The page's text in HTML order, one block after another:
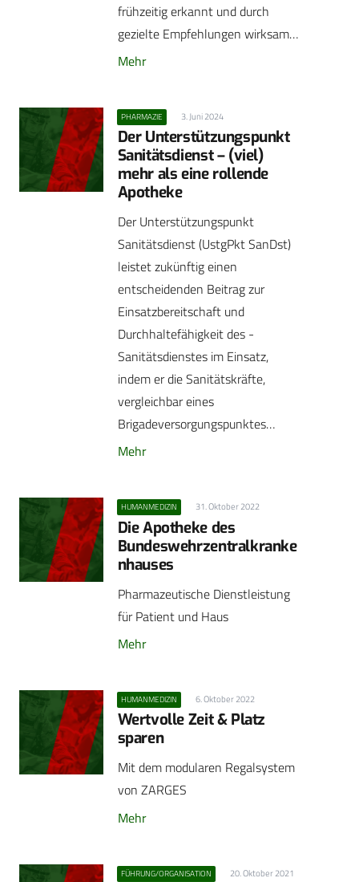
frühzeitig erkannt und durch
gezielte Empfehlungen wirksam…
Mehr
PHARMAZIE 3. Juni 2024
Der Unterstützungspunkt
Sanitätsdienst – (viel)
mehr als eine rollende
Apotheke
Der Unterstützungspunkt
Sanitätsdienst (UstgPkt SanDst)
leistet zukünftig einen
entscheidenden Beitrag zur
Einsatzbereitschaft und
Durchhaltefähigkeit des ­
Sanitätsdienstes im Einsatz,
indem er die Sanitätskräfte,
vergleichbar eines
Brigadeversorgungspunktes…
Mehr
HUMANMEDIZIN 31. Oktober 2022
Die Apotheke des
Bundeswehrzentralkranke
nhauses
Pharmazeutische Dienstleistung
für Patient und Haus
Mehr
HUMANMEDIZIN 6. Oktober 2022
Wertvolle Zeit & Platz
sparen
Mit dem modularen Regalsystem
von ZARGES
Mehr
FÜHRUNG/ORGANISATION 20. Oktober 2021